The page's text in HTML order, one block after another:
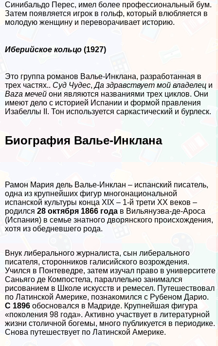
Синибальдо Перес, имел более профессиональный бум.
Затем появляется игрок в гольф, который влюбляется в
молодую женщину и переворачивает историю.
Иберийское кольцо (1927)
Это группа романов Валье-Инклана, разработанная в
трех частях.. Суд Чудес,Да здравствует мой владелец и
Baza мечей они являются названиями трех циклов. Они
имеют дело с историей Испании и формой правления
Изабеллы II. Тон используется саркастический и бурлеск.
Биография Валье-Инклана
Рамон Мария дель Валье-Инклан – испанский писатель,
одна из крупнейших фигур многонациональной
испанской культуры конца XIX – 1-й трети XX веков –
родился 28 октября 1866 года в Вильянуэва-де-Ароса
(Испания) в семье знатного дворянского происхождения,
хотя из обедневшего рода.
Внук либерального журналиста, сын либерального
писателя, сторонников галисийского возрождения.
Учился в Понтеведре, затем изучал право в университете
Саньяго де Компостела, параллельно занимался
рисованием в Школе искусств и ремесел. Путешествовал
по Латинской Америке, познакомился с Рубеном Дарио.
С 1896 обосновался в Мадриде. Крупнейшая фигура
«поколения 98 года». Активно участвует в литературной
жизни столичной богемы, много публикуется в периодике.
Снова путешествует по Латинской Америке.